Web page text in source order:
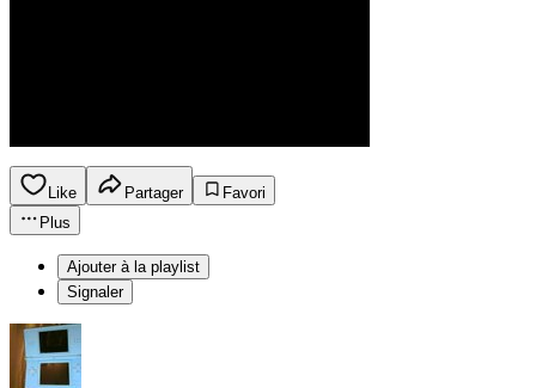
Like Partager
Favori
Plus
Ajouter à la playlist
Signaler